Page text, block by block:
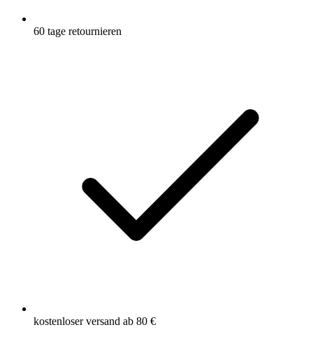
60 tage retournieren
kostenloser versand ab 80 €